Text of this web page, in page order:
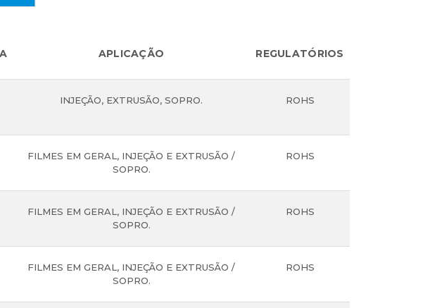
APLICAÇÃO REGULATÓRIOS
INJEÇÃO, EXTRUSÃO, SOPRO. ROHS
FILMES EM GERAL, INJEÇÃO E EXTRUSÃO /
SOPRO.
ROHS
FILMES EM GERAL, INJEÇÃO E EXTRUSÃO /
SOPRO.
ROHS
FILMES EM GERAL, INJEÇÃO E EXTRUSÃO /
SOPRO.
ROHS